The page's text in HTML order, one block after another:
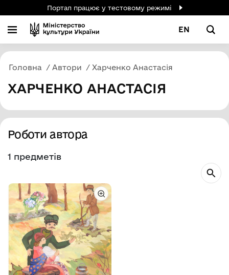
Портал працює у тестовому режимі
EN
Головна Автори Харченко Анастасія
ХАРЧЕНКО АНАСТАСІЯ
Роботи автора
1 предметів